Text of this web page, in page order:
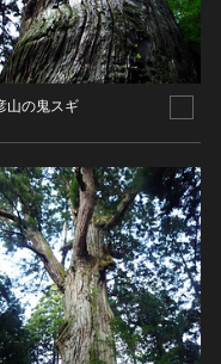
山の鬼スギ